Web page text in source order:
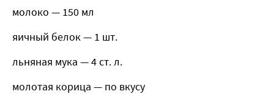
молоко — 150 мл
яичный белок — 1 шт.
льняная мука — 4 ст. л.
молотая корица — по вкусу